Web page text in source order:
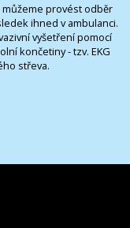
provést odběr
ihned v ambulanci.
vyšetření pomocí
končetiny - tzv. EKG
střeva.